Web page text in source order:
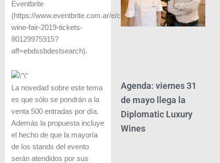
Eventbrite
(https://www.eventbrite.com.ar/e/chachingo-
wine-fair-2019-tickets-
80129975915?
aff=ebdssbdestsearch).
La novedad sobre este tema
es que sólo se pondrán a la
venta 500 entradas por día.
Además la propuesta incluye
el hecho de que la mayoría
de los stands del evento
serán atendidos por sus
Agenda: viernes 31
de mayo llega la
Diplomatic Luxury
Wines